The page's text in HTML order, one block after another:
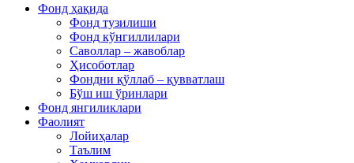
Фонд ҳақида
Фонд тузилиши
Фонд кўнгиллилари
Саволлар – жавоблар
Ҳисоботлар
Фондни қўллаб – қувватлаш
Бўш иш ўринлари
Фонд янгиликлари
Фаолият
Лойиҳалар
Таълим